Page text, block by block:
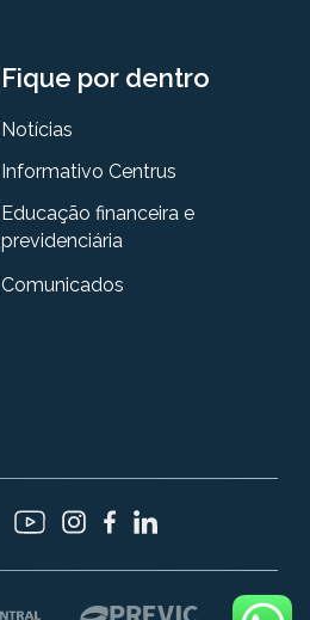
Fique por dentro
Notícias
Informativo Centrus
Educação financeira e
previdenciária
Comunicados